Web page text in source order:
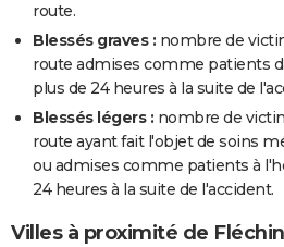
route.
Blessés graves : nombre de
route admises comme patients
plus de 24 heures à la suite de
Blessés légers : nombre de
route ayant fait l'objet de soins
ou admises comme patients à
24 heures à la suite de l'accident.
Villes à proximité de Fléchin